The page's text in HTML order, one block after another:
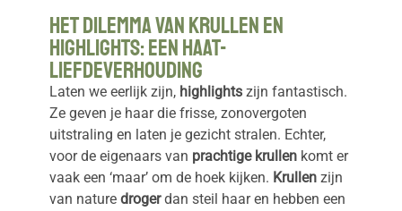
Het Dilemma van Krullen en
Highlights: Een Haat-
Liefdeverhouding
Laten we eerlijk zijn, highlights zijn fantastisch.
Ze geven je haar die frisse, zonovergoten
uitstraling en laten je gezicht stralen. Echter,
voor de eigenaars van prachtige krullen komt er
vaak een ‘maar’ om de hoek kijken. Krullen zijn
van nature drogerdan steil haar en hebben een